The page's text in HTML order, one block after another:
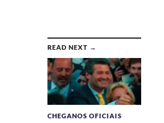
READ NEXT →
CHEGANOS OFICIAIS